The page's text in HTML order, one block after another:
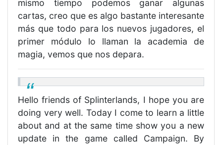
mismo tiempo podemos ganar algunas
cartas, creo que es algo bastante interesante
más que todo para los nuevos jugadores, el
primer módulo lo llaman la academia de
magia, vemos que nos depara.
Hello friends of Splinterlands, I hope you are
doing very well. Today I come to learn a little
about and at the same time show you a new
update in the game called Campaign. By